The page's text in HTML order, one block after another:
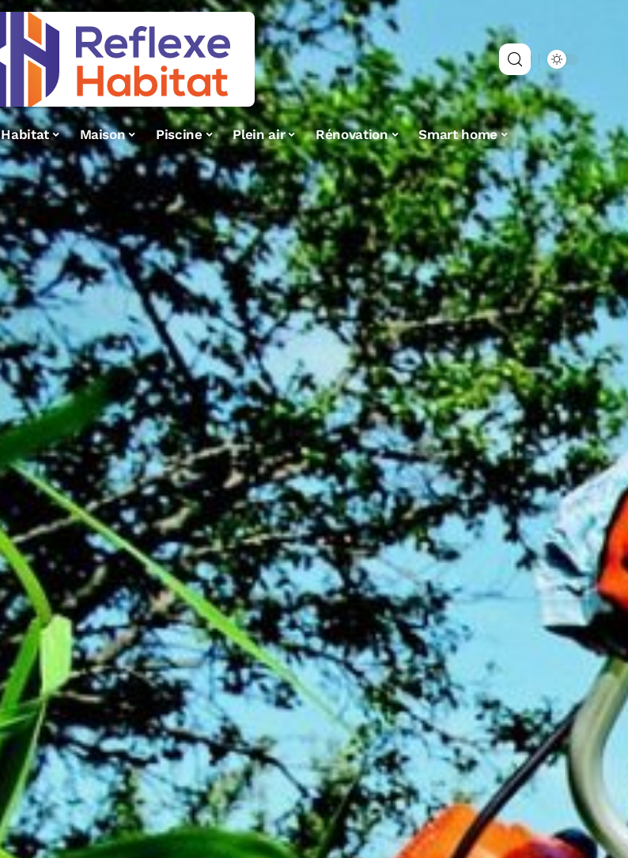
Habitat Maison Piscine Plein air Rénovation Smart home